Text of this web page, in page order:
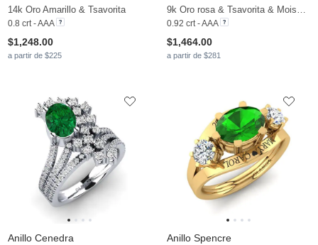
14k Oro Amarillo & Tsavorita
0.8 crt - AAA
$1,248.00
a partir de $225
9k Oro rosa & Tsavorita & Moissanita
0.92 crt - AAA
$1,464.00
a partir de $281
Anillo Cenedra Anillo Spencre